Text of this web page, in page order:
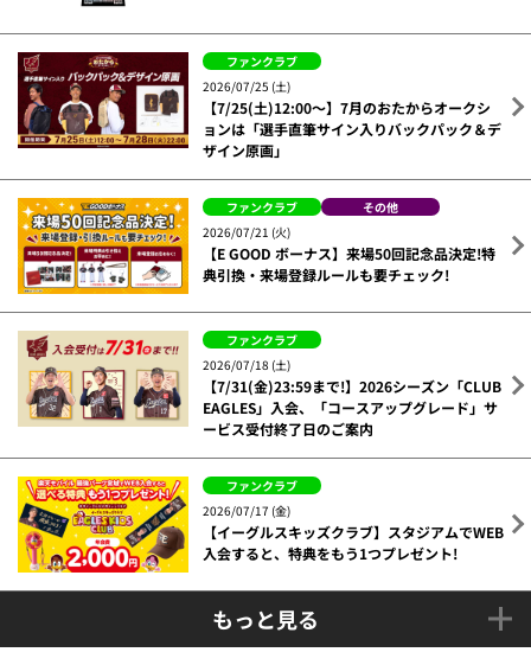
ファンクラブ
2026/07/25 (土)
【7/25(土)12:00～】7月のおたからオークシ
ョンは「選手直筆サイン入りバックパック＆デ
ザイン原画」
ファンクラブ
その他
2026/07/21 (火)
【E GOOD ボーナス】来場50回記念品決定!特
典引換・来場登録ルールも要チェック!
ファンクラブ
2026/07/18 (土)
【7/31(金)23:59まで!】2026シーズン「CLUB
EAGLES」入会、「コースアップグレード」サ
ービス受付終了日のご案内
ファンクラブ
2026/07/17 (金)
【イーグルスキッズクラブ】スタジアムでWEB
入会すると、特典をもう1つプレゼント!
もっと見る